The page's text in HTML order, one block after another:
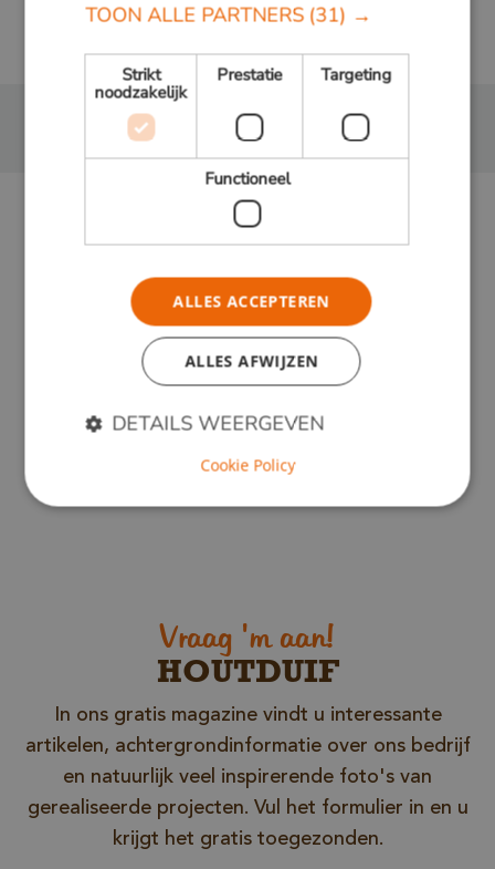
Vraag 'm aan!
HOUTDUIF
In ons gratis magazine vindt u interessante
artikelen, achtergrondinformatie over ons bedrijf
en natuurlijk veel inspirerende foto's van
gerealiseerde projecten. Vul het formulier in en u
krijgt het gratis toegezonden.
TOON ALLE PARTNERS (31) →
Strikt
noodzakelijk
Prestatie Targeting
Functioneel
ALLES ACCEPTEREN
ALLES AFWIJZEN
DETAILS WEERGEVEN
gebruikersaanmelding en accountbeheer. De
website kan niet goed worden gebruikt zonder de
strikt noodzakelijke cookies.
__cf_bm
Cloudflare Inc.
.db.sleak.chat
Cookie Policy